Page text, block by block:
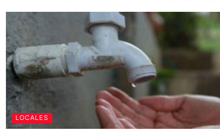
LOCALES